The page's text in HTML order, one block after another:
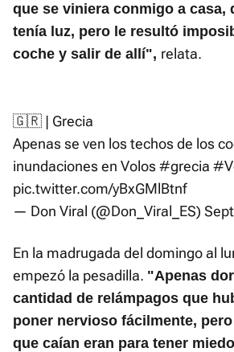
que se viniera conmigo a casa,
tenía luz, pero le resultó
coche y salir de allí", relata.
🇬🇷 | Grecia
Apenas se ven los techos de los
inundaciones en Volos#grecia
pic.twitter.com/yBxGMlBtnf
— Don Viral (@Don_Viral_ES)
En la madrugada del domingo al
empezó la pesadilla. "Apenas
cantidad de relámpagos que
poner nervioso fácilmente,
que caían eran para tener